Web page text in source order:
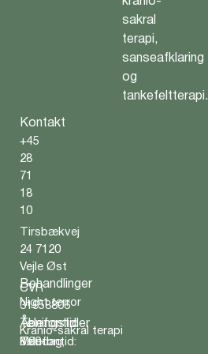
sakral
terapi,
sanseafklaring
og
tankefeltterapi.
Kontakt
+45
28
71
18
10
Tirsbækvej
24 7120
Vejle Øst
CVR
31958806
Telefontid
Telefontid:
Åbningstider
Mandag,
8.00-
Behandlinger
Night terror
Kranio-sakral terapi